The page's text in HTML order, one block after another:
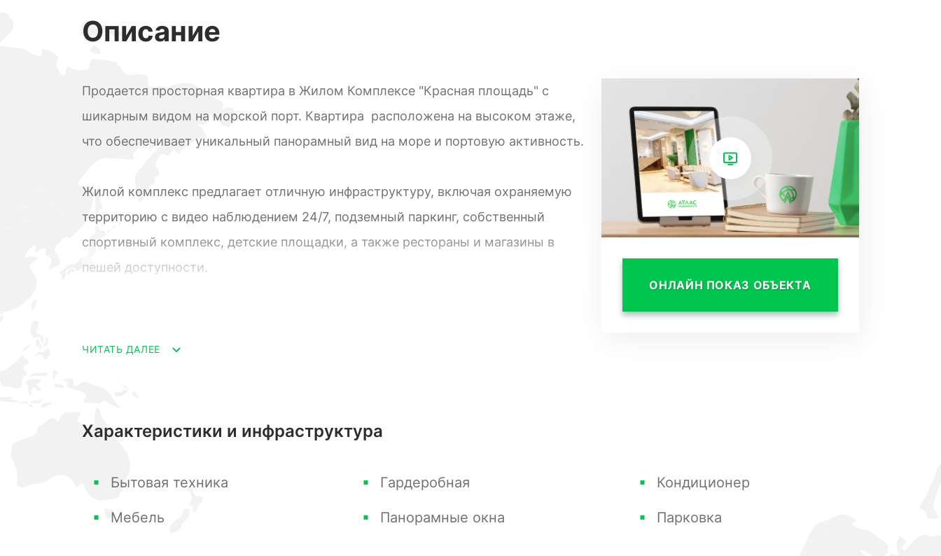
Описание
Продается просторная квартира в Жилом Комплексе "Красная площадь" с
шикарным видом на морской порт. Квартира расположена на высоком этаже,
что обеспечивает уникальный панорамный вид на море и портовую активность.
Жилой комплекс предлагает отличную инфраструктуру, включая охраняемую
территорию с видео наблюдением 24/7, подземный паркинг, собственный
спортивный комплекс, детские площадки, а также рестораны и магазины в
пешей доступности.
материалы и оборудование. Просторная гостиная, уютные спальни, полностью
Не упустите возможность приобрести эту уникальную квартиру с шикарным
Звоните, с удовольствием отвечу на Ваши вопросы. С уважением Вячеслав!
ЧИТАТЬ ДАЛЕЕ
ОНЛАЙН ПОКАЗ ОБЪЕКТА
Характеристики и инфраструктура
Бытовая техника Гардеробная Кондиционер
Мебель Панорамные окна Парковка